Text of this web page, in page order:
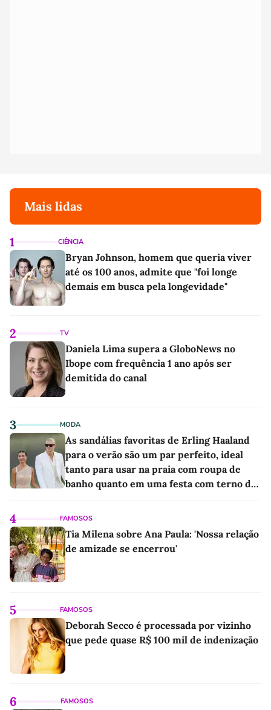
Mais lidas
1 CIÊNCIA
Bryan Johnson, homem que queria viver
até os 100 anos, admite que "foi longe
demais em busca pela longevidade"
2 TV
Daniela Lima supera a GloboNews no
Ibope com frequência 1 ano após ser
demitida do canal
3 MODA
As sandálias favoritas de Erling Haaland
para o verão são um par perfeito, ideal
tanto para usar na praia com roupa de
banho quanto em uma festa com terno de
4 FAMOSOS
Tia Milena sobre Ana Paula: 'Nossa relação
de amizade se encerrou'
5 FAMOSOS
Deborah Secco é processada por vizinho
que pede quase R$ 100 mil de indenização
6 FAMOSOS